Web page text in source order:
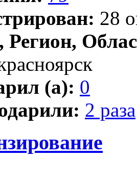
28
Регион,
(а): 0
2 раза